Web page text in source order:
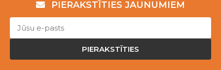
PIERAKSTĪTIES JAUNUMIEM
PIERAKSTĪTIES